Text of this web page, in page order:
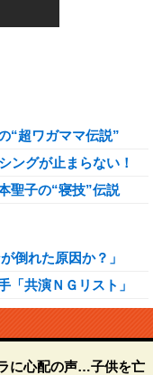
“超ワガママ伝説”
ングが止まらない！
聖子の“寝技”伝説
倒れた原因か？」
共演ＮＧリスト」
に心配の声…子供を亡